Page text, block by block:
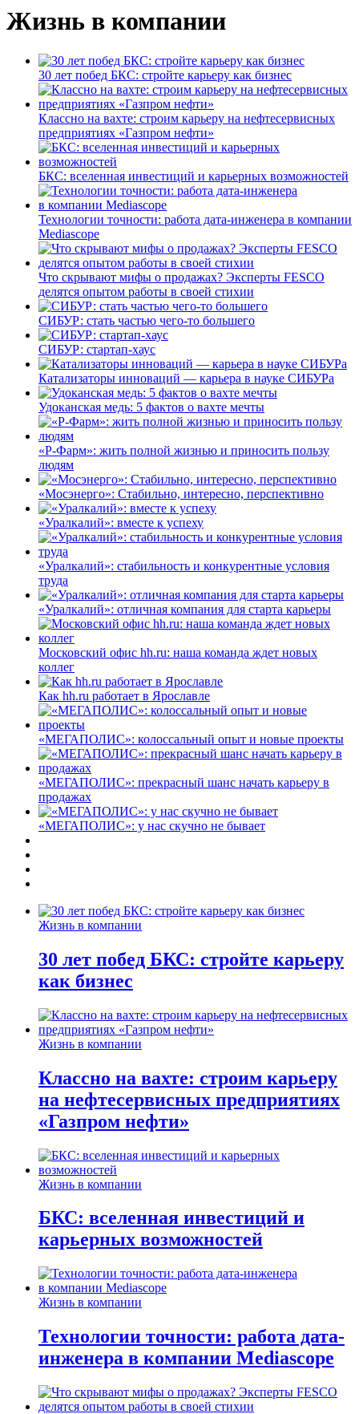
Жизнь в компании
30 лет побед БКС: стройте карьеру как бизнес
Классно на вахте: строим карьеру на нефтесервисных
предприятиях «Газпром нефти»
БКС: вселенная инвестиций и карьерных возможностей
Технологии точности: работа дата-инженера в компании
Mediascope
Что скрывают мифы о продажах? Эксперты FESCO
делятся опытом работы в своей стихии
СИБУР: стать частью чего-то большего
СИБУР: стартап-хаус
Катализаторы инноваций — карьера в науке СИБУРа
Удоканская медь: 5 фактов о вахте мечты
«Р-Фарм»: жить полной жизнью и приносить пользу
людям
«Мосэнерго»: Стабильно, интересно, перспективно
«Уралкалий»: вместе к успеху
«Уралкалий»: стабильность и конкурентные условия
труда
«Уралкалий»: отличная компания для старта карьеры
Московский офис hh.ru: наша команда ждет новых
коллег
Как hh.ru работает в Ярославле
«МЕГАПОЛИС»: колоссальный опыт и новые проекты
«МЕГАПОЛИС»: прекрасный шанс начать карьеру в
продажах
«МЕГАПОЛИС»: у нас скучно не бывает
Жизнь в компании
30 лет побед БКС: стройте карьеру
как бизнес
Жизнь в компании
Классно на вахте: строим карьеру
на нефтесервисных предприятиях
«Газпром нефти»
Жизнь в компании
БКС: вселенная инвестиций и
карьерных возможностей
Жизнь в компании
Технологии точности: работа дата-
инженера в компании Mediascope